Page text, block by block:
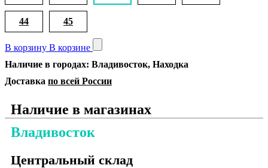
44 45
В корзину В корзине
Наличие в городах: Владивосток, Находка
Доставка по всей России
Наличие в магазинах
Владивосток
Центральный склад